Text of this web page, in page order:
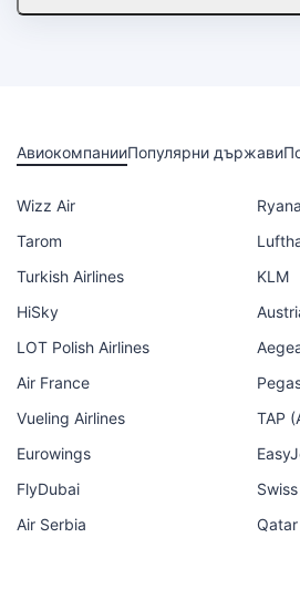
АвиокомпанииПопулярни държави
Wizz Air
Tarom
Turkish Airlines
KLM
HiSky
LOT Polish Airlines
Air France
Vueling Airlines
TAP
Eurowings
FlyDubai
Air Serbia